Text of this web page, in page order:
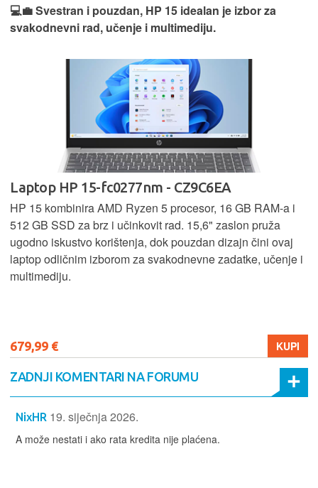
💻💼 Svestran i pouzdan, HP 15 idealan je izbor za
svakodnevni rad, učenje i multimediju.
Laptop HP 15-fc0277nm - CZ9C6EA
HP 15 kombinira AMD Ryzen 5 procesor, 16 GB RAM-a i
512 GB SSD za brz i učinkovit rad. 15,6" zaslon pruža
ugodno iskustvo korištenja, dok pouzdan dizajn čini ovaj
laptop odličnim izborom za svakodnevne zadatke, učenje i
multimediju.
679,99 € KUPI
ZADNJI KOMENTARI NA FORUMU
NixHR 19. siječnja 2026.
A može nestati i ako rata kredita nije plaćena.